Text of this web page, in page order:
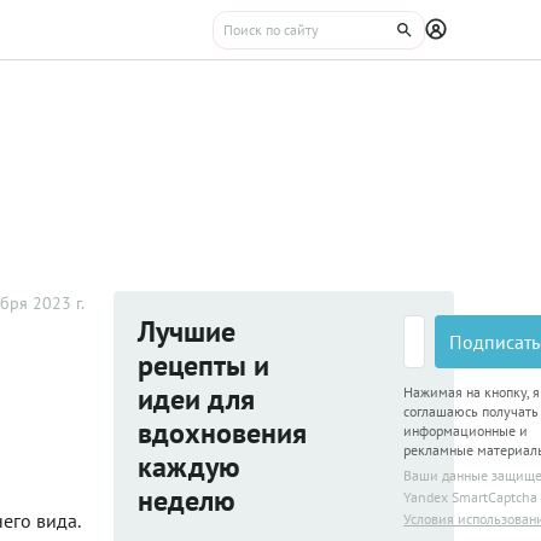
2023 г.
вида.
Лучшие
рецепты и
идеи для
вдохновения
каждую
неделю
Нажимая на кнопку, я
соглашаюсь получать
информационные и
рекламные
Ваши данные
Yandex SmartCaptcha
Условия